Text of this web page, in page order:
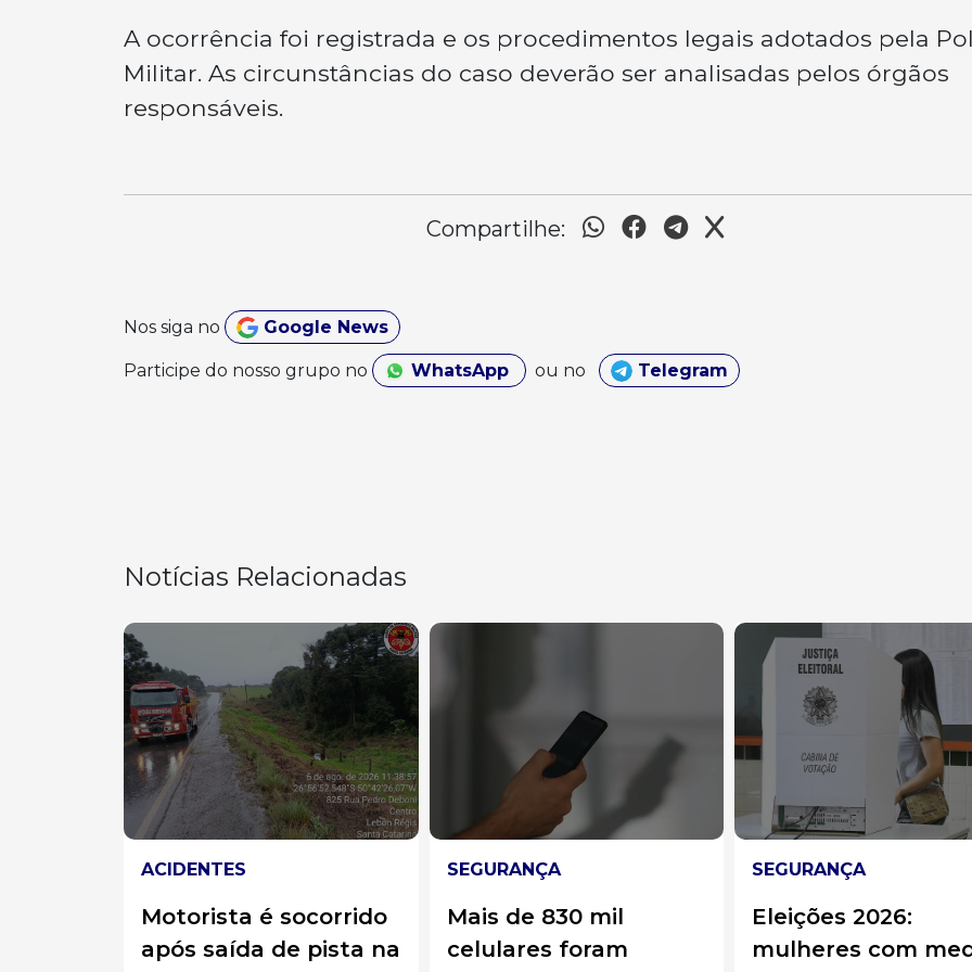
A ocorrência foi registrada e os procedimentos legais adotados pela
Militar. As circunstâncias do caso deverão ser analisadas pelos órgãos
responsáveis.
Compartilhe:
Nos siga no Google News
Participe do nosso grupo no WhatsApp ou no Telegram
Notícias Relacionadas
SEGURANÇA
Mais de 830 mil
celulares foram
SEGURANÇA
Eleições 2026:
mulheres com medida
SEGURANÇA
Bombeiros
gato que estava